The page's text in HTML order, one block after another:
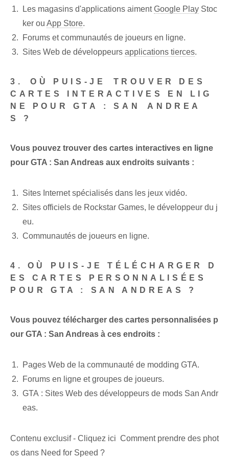
Les magasins d'applications aimentGoogle Play Stoc
ker ou App Store.
Forums et communautés de joueurs en ligne.
Sites Web de développeurs applications tierces.
3. ⁤OÙ PUIS-JE⁣ TROUVER DES
CARTES INTERACTIVES EN LIG
NE POUR GTA : SAN⁢ ANDREA
S ?
Vous pouvez trouver des cartes interactives en ligne
pour GTA : San Andreas aux endroits suivants :
Sites Internet spécialisés dans les jeux vidéo.
Sites officiels de Rockstar Games, le développeur du j
eu.
Communautés‌ de joueurs en ligne.
4. ‌OÙ PUIS-JE TÉLÉCHARGER D
ES CARTES PERSONNALISÉES
POUR GTA : SAN ANDREAS ?
Vous pouvez télécharger des cartes personnalisées p
our GTA : San Andreas à ces endroits :
Pages Web de la communauté de modding GTA.
Forums en ligne et groupes de joueurs.
GTA : Sites Web des développeurs de mods San⁢ Andr
eas.
Contenu exclusif - Cliquez ici Comment prendre des phot
os dans Need for Speed ​​?